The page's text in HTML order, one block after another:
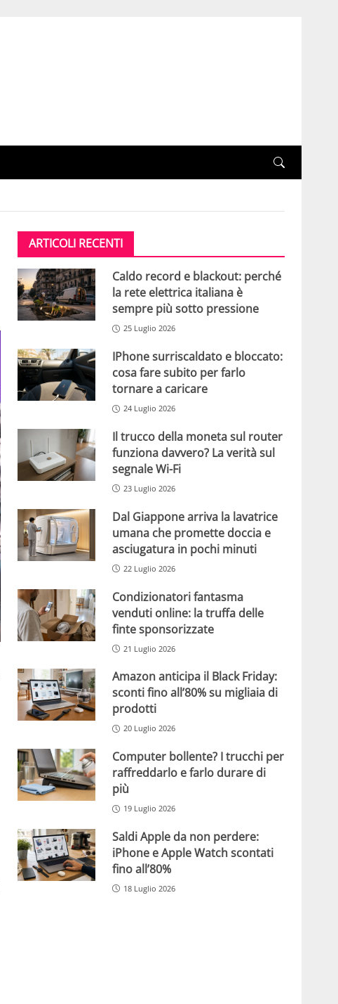
ARTICOLI RECENTI
Caldo record e blackout: perché
la rete elettrica italiana è
sempre più sotto pressione
25 Luglio 2026
IPhone surriscaldato e bloccato:
cosa fare subito per farlo
tornare a caricare
24 Luglio 2026
Il trucco della moneta sul router
funziona davvero? La verità sul
segnale Wi-Fi
23 Luglio 2026
Dal Giappone arriva la lavatrice
umana che promette doccia e
asciugatura in pochi minuti
22 Luglio 2026
Condizionatori fantasma
venduti online: la truffa delle
finte sponsorizzate
21 Luglio 2026
Amazon anticipa il Black Friday:
sconti fino all’80% su migliaia di
prodotti
20 Luglio 2026
Computer bollente? I trucchi per
raffreddarlo e farlo durare di
più
19 Luglio 2026
Saldi Apple da non perdere:
iPhone e Apple Watch scontati
fino all’80%
18 Luglio 2026